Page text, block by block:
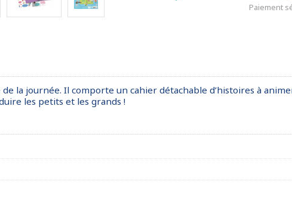
Paiement
la journée. Il comporte un cahier détachable d’histoires à
les petits et les grands !